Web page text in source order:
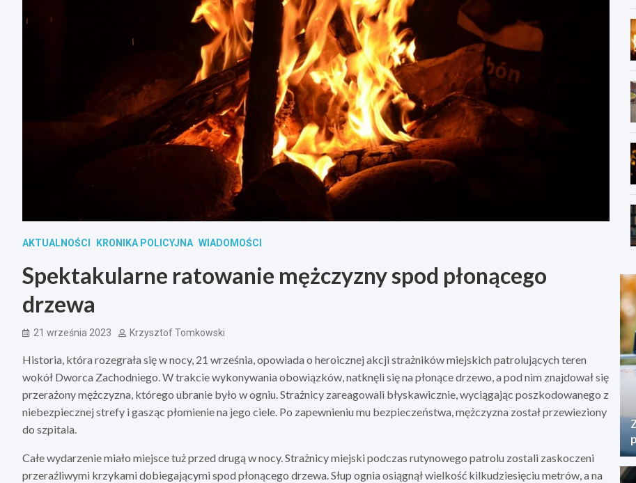
AKTUALNOŚCI KRONIKA POLICYJNA WIADOMOŚCI
Spektakularne ratowanie mężczyzny spod płonącego
drzewa
21 września 2023 Krzysztof Tomkowski
Historia, która rozegrała się w nocy, 21 września, opowiada o heroicznej akcji strażników miejskich patrolujących teren
wokół Dworca Zachodniego. W trakcie wykonywania obowiązków, natknęli się na płonące drzewo, a pod nim znajdował się
przerażony mężczyzna, którego ubranie było w ogniu. Strażnicy zareagowali błyskawicznie, wyciągając poszkodowanego z
niebezpiecznej strefy i gasząc płomienie na jego ciele. Po zapewnieniu mu bezpieczeństwa, mężczyzna został przewieziony
do szpitala.
Całe wydarzenie miało miejsce tuż przed drugą w nocy. Strażnicy miejski podczas rutynowego patrolu zostali zaskoczeni
przeraźliwymi krzykami dobiegającymi spod płonącego drzewa. Słup ognia osiągnął wielkość kilkudziesięciu metrów, a na